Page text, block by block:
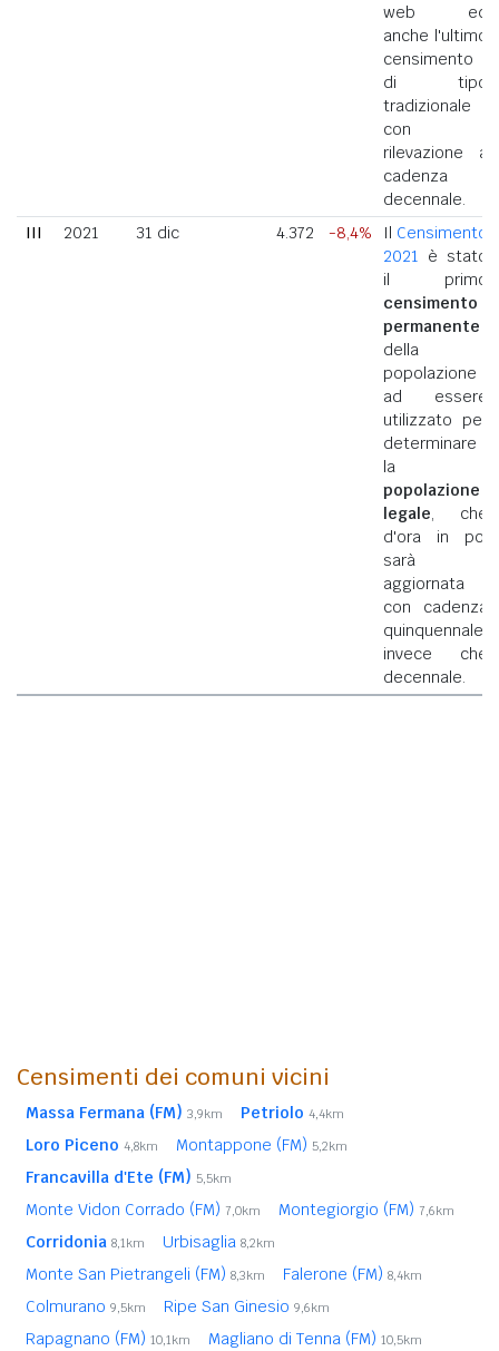
web ed
anche l'ultimo
censimento
di tipo
tradizionale
con
rilevazione a
cadenza
decennale.
III
2021 31 dic 4.372 -8,4% Il Censimento
2021 è stato
il primo
censimento
permanente
della
popolazione
ad essere
utilizzato per
determinare
la
popolazione
legale, che
d'ora in poi
sarà
aggiornata
con cadenza
quinquennale
invece che
decennale.
Censimenti dei comuni vicini
Massa Fermana (FM) 3,9km Petriolo 4,4km
Loro Piceno 4,8km Montappone (FM) 5,2km
Francavilla d'Ete (FM) 5,5km
Monte Vidon Corrado (FM) 7,0km Montegiorgio (FM) 7,6km
Corridonia 8,1km Urbisaglia 8,2km
Monte San Pietrangeli (FM) 8,3km Falerone (FM) 8,4km
Colmurano 9,5km Ripe San Ginesio 9,6km
Rapagnano (FM) 10,1km Magliano di Tenna (FM) 10,5km